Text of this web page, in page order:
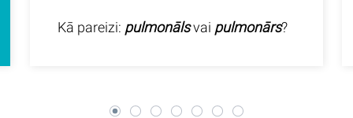
Kā pareizi: pulmonālsvai pulmonārs?